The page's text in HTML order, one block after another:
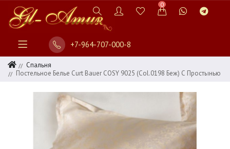
0
+7-964-707-000-8
Спальня
Постельное Белье Curt Bauer COSY 9025 (col.0198 Беж) С Простынью